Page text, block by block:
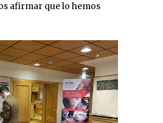
afirmar que lo hemos